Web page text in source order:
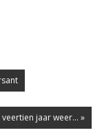
jaar weer... »